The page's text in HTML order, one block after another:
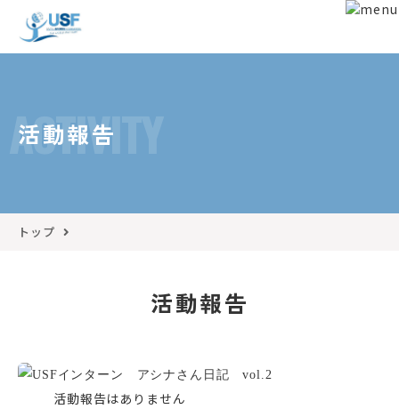
ACTIVITY
活動報告
トップ
活動報告